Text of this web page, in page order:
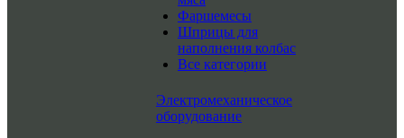
Фаршемесы
Шприцы для
наполнения колбас
Все категории
Электромеханическое
оборудование